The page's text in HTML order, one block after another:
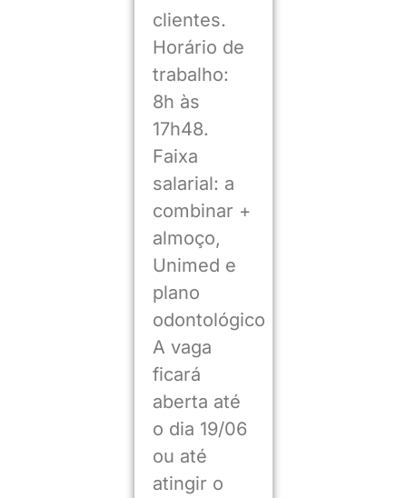
clientes.
Horário de
trabalho:
8h às
17h48.
Faixa
salarial: a
combinar +
almoço,
Unimed e
plano
odontológico
A vaga
ficará
aberta até
o dia 19/06
ou até
atingir o